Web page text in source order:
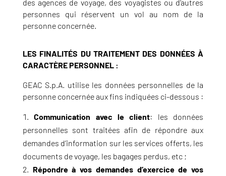
des agences de voyage, des voyagistes ou d’autres
personnes qui réservent un vol au nom de la
personne concernée.
LES FINALITÉS DU TRAITEMENT DES DONNÉES À
CARACTÈRE PERSONNEL :
GEAC S.p.A. utilise les données personnelles de la
personne concernée aux fins indiquées ci-dessous :
Communication avec le client: les données
personnelles sont traitées afin de répondre aux
demandes d’information sur les services offerts, les
documents de voyage, les bagages perdus, etc ;
Répondre à vos demandes d’exercice de vos